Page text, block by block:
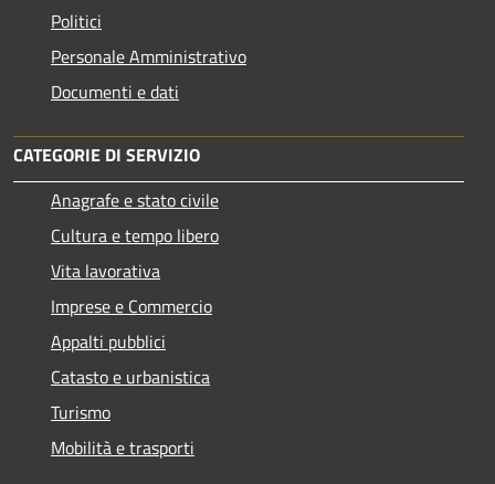
Politici
Personale Amministrativo
Documenti e dati
CATEGORIE DI SERVIZIO
Anagrafe e stato civile
Cultura e tempo libero
Vita lavorativa
Imprese e Commercio
Appalti pubblici
Catasto e urbanistica
Turismo
Mobilità e trasporti